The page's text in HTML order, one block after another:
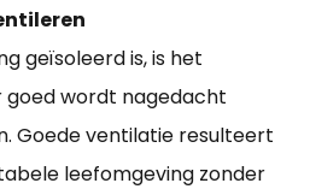
geïsoleerd is, is het
wordt nagedacht
Goede ventilatie resulteert
leefomgeving zonder